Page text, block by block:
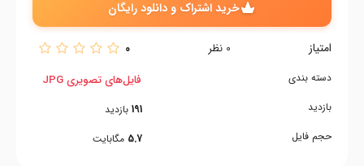
خرید اشتراک و دانلود رایگان
امتیاز 0 نظر 0
دسته بندی
بازدید
حجم فایل
فایل‌های تصویری JPG
191 بازدید
5.7 مگابایت